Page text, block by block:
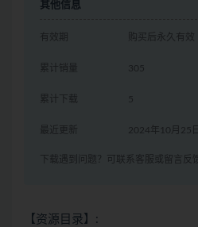
其他信息
有效期 购买后永久有效
累计销量 305
累计下载 5
最近更新 2024年10月25日
下载遇到问题？可联系客服或留言反馈
【资源目录】: